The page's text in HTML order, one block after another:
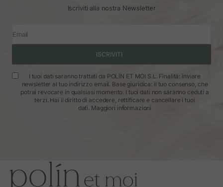
Iscriviti alla nostra Newsletter
Email
ISCRIVITI
I tuoi dati saranno trattati da POLÍN ET MOI S.L. Finalità: inviare
newsletter al tuo indirizzo email. Base giuridica: il tuo consenso, che
potrai revocare in qualsiasi momento. I tuoi dati non saranno ceduti a
terzi. Hai il diritto di accedere, rettificare e cancellare i tuoi
dati. Maggiori informazioni